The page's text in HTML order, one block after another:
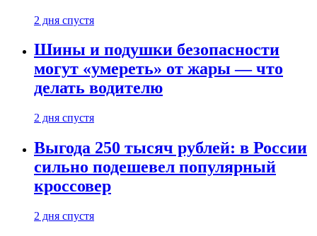
2 дня спустя
Шины и подушки безопасности
могут «умереть» от жары — что
делать водителю
2 дня спустя
Выгода 250 тысяч рублей: в России
сильно подешевел популярный
кроссовер
2 дня спустя